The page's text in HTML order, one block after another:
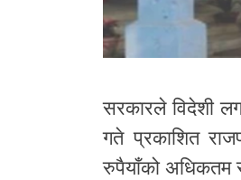
सरकारले विदेशी
गते प्रकाशित
रुपैयाँको अधिकतम